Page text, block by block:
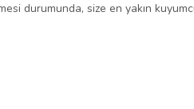
durumunda, size en yakın